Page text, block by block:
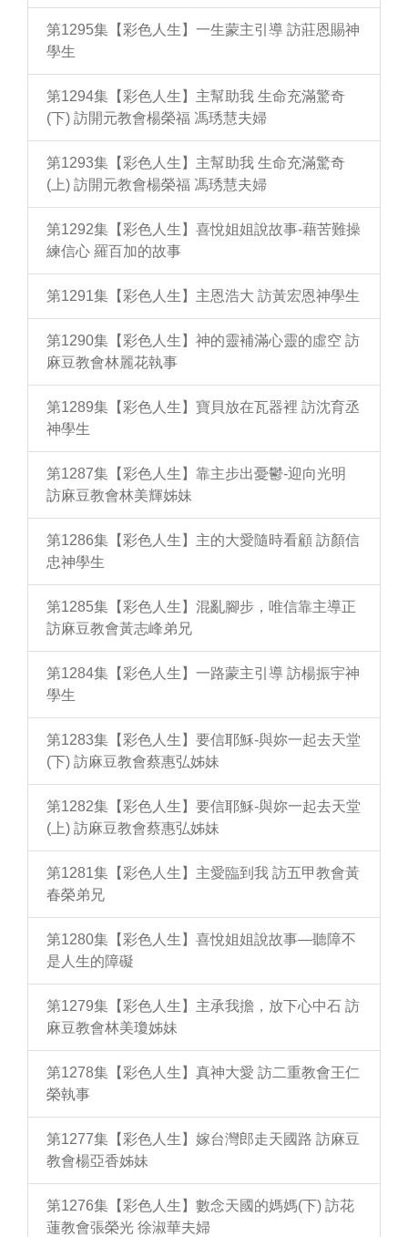
第1295集【彩色人生】一生蒙主引導 訪莊恩賜神
學生
第1294集【彩色人生】主幫助我 生命充滿驚奇
(下) 訪開元教會楊榮福 馮琇慧夫婦
第1293集【彩色人生】主幫助我 生命充滿驚奇
(上) 訪開元教會楊榮福 馮琇慧夫婦
第1292集【彩色人生】喜悅姐姐說故事-藉苦難操
練信心 羅百加的故事
第1291集【彩色人生】主恩浩大 訪黃宏恩神學生
第1290集【彩色人生】神的靈補滿心靈的虛空 訪
麻豆教會林麗花執事
第1289集【彩色人生】寶貝放在瓦器裡 訪沈育丞
神學生
第1287集【彩色人生】靠主步出憂鬱-迎向光明
訪麻豆教會林美輝姊妹
第1286集【彩色人生】主的大愛隨時看顧 訪顏信
忠神學生
第1285集【彩色人生】混亂腳步，唯信靠主導正
訪麻豆教會黃志峰弟兄
第1284集【彩色人生】一路蒙主引導 訪楊振宇神
學生
第1283集【彩色人生】要信耶穌-與妳一起去天堂
(下) 訪麻豆教會蔡惠弘姊妹
第1282集【彩色人生】要信耶穌-與妳一起去天堂
(上) 訪麻豆教會蔡惠弘姊妹
第1281集【彩色人生】主愛臨到我 訪五甲教會黃
春榮弟兄
第1280集【彩色人生】喜悅姐姐說故事—聽障不
是人生的障礙
第1279集【彩色人生】主承我擔，放下心中石 訪
麻豆教會林美瓊姊妹
第1278集【彩色人生】真神大愛 訪二重教會王仁
榮執事
第1277集【彩色人生】嫁台灣郎走天國路 訪麻豆
教會楊亞香姊妹
第1276集【彩色人生】數念天國的媽媽(下) 訪花
蓮教會張榮光 徐淑華夫婦